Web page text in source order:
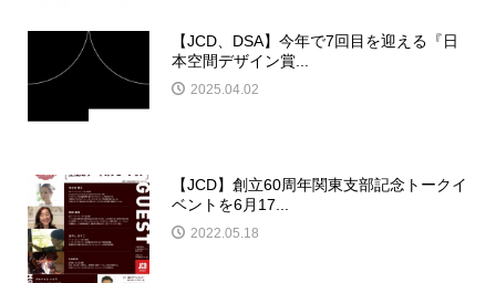
【JCD、DSA】今年で7回目を迎える『日
本空間デザイン賞...
2025.04.02
【JCD】創立60周年関東支部記念トークイ
ベントを6月17...
2022.05.18